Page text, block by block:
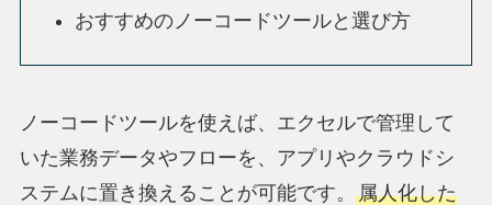
おすすめのノーコードツールと選び方
ノーコードツールを使えば、エクセルで管理して
いた業務データやフローを、アプリやクラウドシ
ステムに置き換えることが可能です。 属人化した